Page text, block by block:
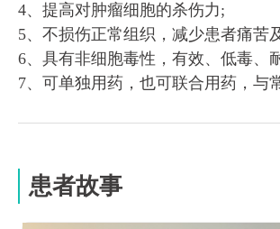
4、提高对肿瘤细胞的杀伤力;
5、不损伤正常组织，减少患者痛苦
6、具有非细胞毒性，有效、低毒、
7、可单独用药，也可联合用药，与
患者故事